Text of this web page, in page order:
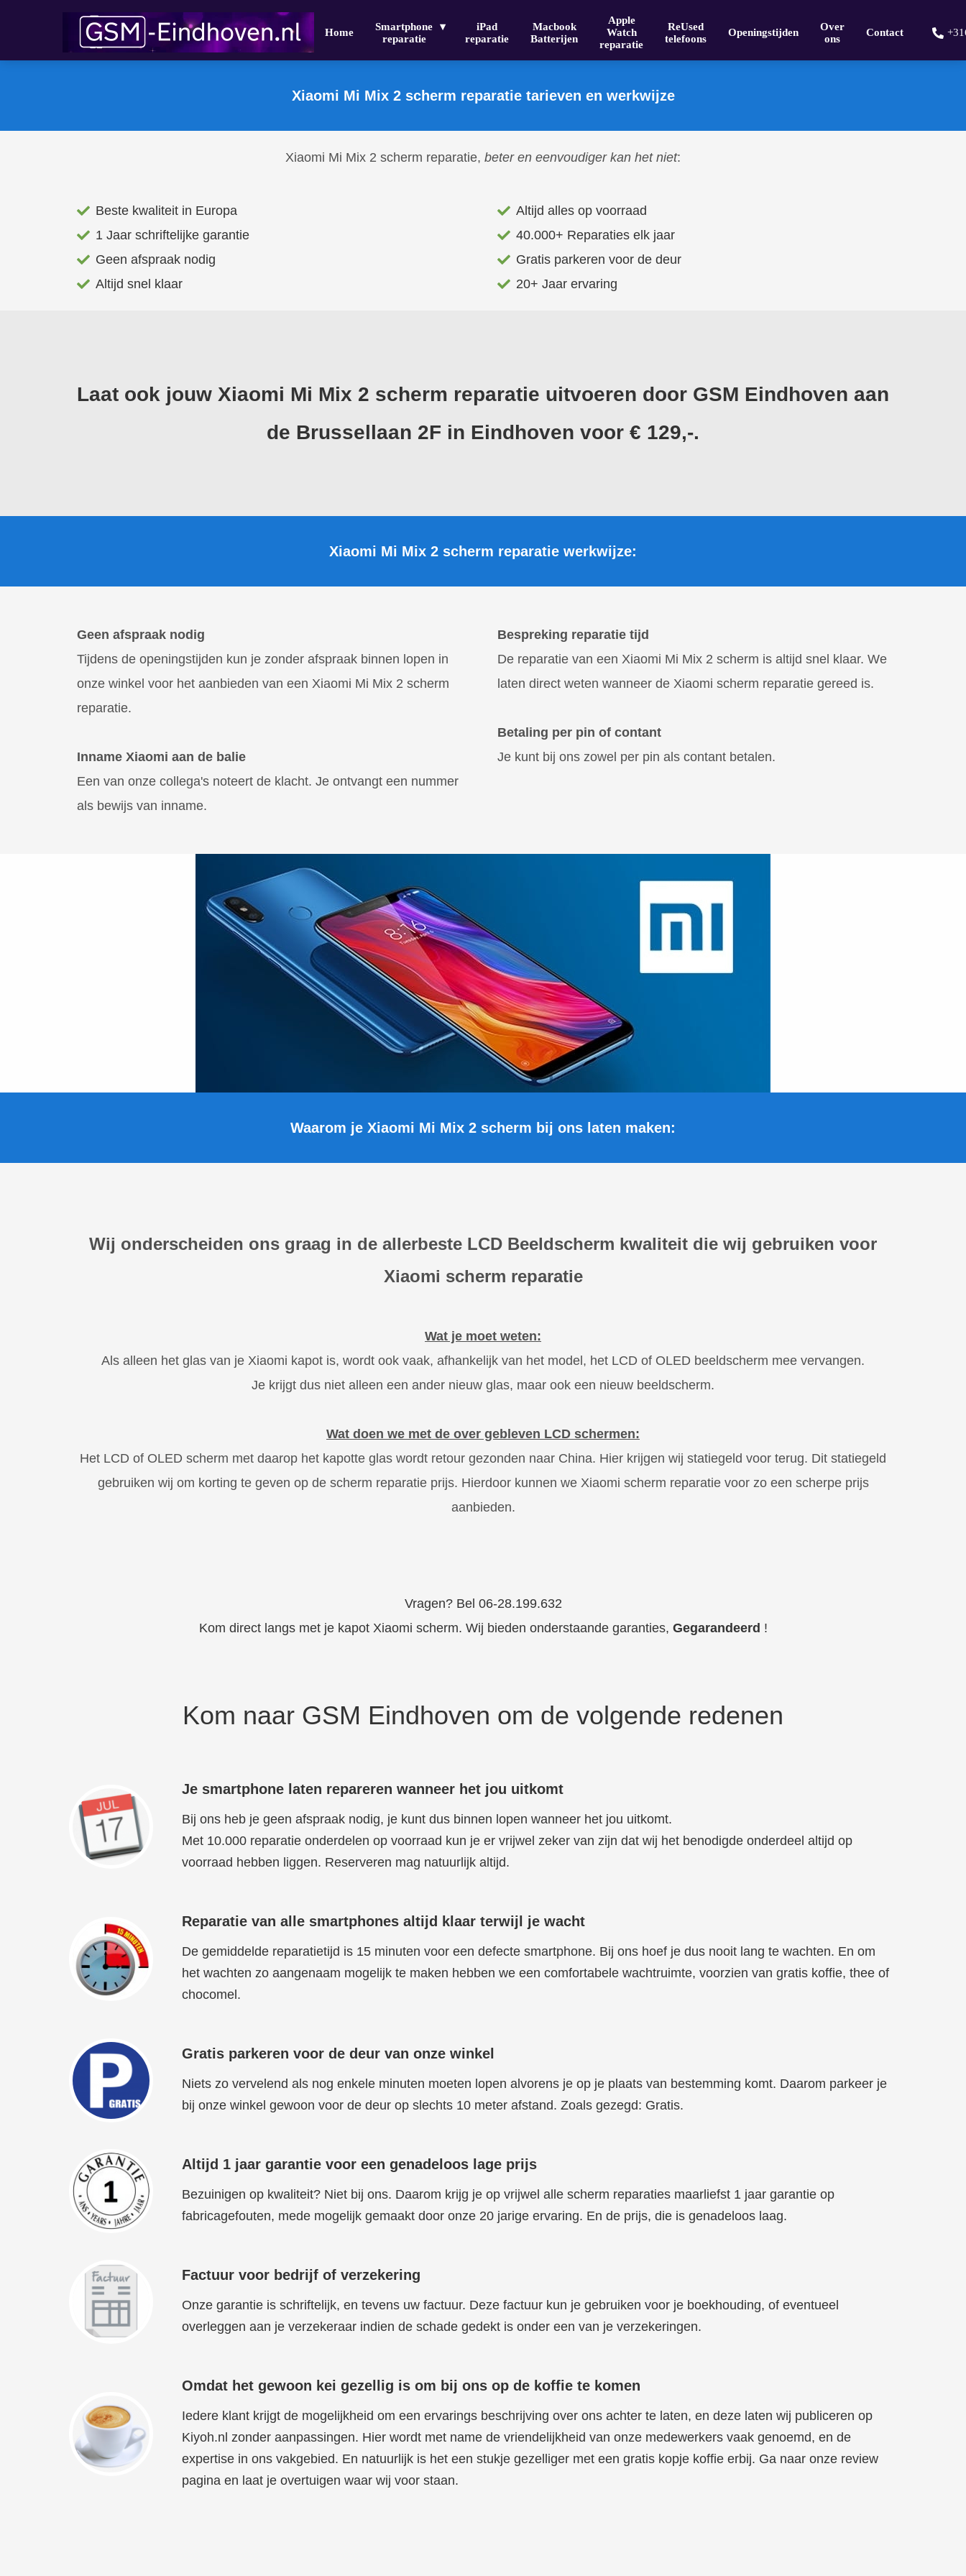
Home
Smartphone
reparatie
iPad
reparatie
Macbook
Batterijen
Apple
Watch
reparatie
ReUsed
telefoons
Openingstijden
Over
ons
Contact
Xiaomi Mi Mix 2 scherm reparatie tarieven en werkwijze
Xiaomi Mi Mix 2 scherm reparatie, beter en eenvoudiger kan het niet:
Beste kwaliteit in Europa
1 Jaar schriftelijke garantie
Geen afspraak nodig
Altijd snel klaar
Altijd alles op voorraad
40.000+ Reparaties elk jaar
Gratis parkeren voor de deur
20+ Jaar ervaring
Laat ook jouw Xiaomi Mi Mix 2 scherm reparatie uitvoeren door GSM Eindhoven aan
de Brussellaan 2F in Eindhoven voor € 129,-.
Xiaomi Mi Mix 2 scherm reparatie werkwijze:
Geen afspraak nodig
Tijdens de openingstijden kun je zonder afspraak binnen lopen in
onze winkel voor het aanbieden van een Xiaomi Mi Mix 2 scherm
reparatie.
Inname Xiaomi aan de balie
Een van onze collega's noteert de klacht. Je ontvangt een nummer
als bewijs van inname.
Bespreking reparatie tijd
De reparatie van een Xiaomi Mi Mix 2 scherm is altijd snel klaar. We
laten direct weten wanneer de Xiaomi scherm reparatie gereed is.
Betaling per pin of contant
Je kunt bij ons zowel per pin als contant betalen.
Waarom je Xiaomi Mi Mix 2 scherm bij ons laten maken:
Wij onderscheiden ons graag in de allerbeste LCD Beeldscherm kwaliteit die wij gebruiken voor
Xiaomi scherm reparatie
Wat je moet weten:
Als alleen het glas van je Xiaomi kapot is, wordt ook vaak, afhankelijk van het model, het LCD of OLED beeldscherm mee vervangen.
Je krijgt dus niet alleen een ander nieuw glas, maar ook een nieuw beeldscherm.
Wat doen we met de over gebleven LCD schermen:
Het LCD of OLED scherm met daarop het kapotte glas wordt retour gezonden naar China. Hier krijgen wij statiegeld voor terug. Dit statiegeld
gebruiken wij om korting te geven op de scherm reparatie prijs. Hierdoor kunnen we Xiaomi scherm reparatie voor zo een scherpe prijs
aanbieden.
Vragen? Bel 06-28.199.632
Kom direct langs met je kapot Xiaomi scherm. Wij bieden onderstaande garanties, Gegarandeerd !
Kom naar GSM Eindhoven om de volgende redenen
Je smartphone laten repareren wanneer het jou uitkomt
Bij ons heb je geen afspraak nodig, je kunt dus binnen lopen wanneer het jou uitkomt.
Met 10.000 reparatie onderdelen op voorraad kun je er vrijwel zeker van zijn dat wij het benodigde onderdeel altijd op
voorraad hebben liggen. Reserveren mag natuurlijk altijd.
Reparatie van alle smartphones altijd klaar terwijl je wacht
De gemiddelde reparatietijd is 15 minuten voor een defecte smartphone. Bij ons hoef je dus nooit lang te wachten. En om
het wachten zo aangenaam mogelijk te maken hebben we een comfortabele wachtruimte, voorzien van gratis koffie, thee of
chocomel.
Gratis parkeren voor de deur van onze winkel
Niets zo vervelend als nog enkele minuten moeten lopen alvorens je op je plaats van bestemming komt. Daarom parkeer je
bij onze winkel gewoon voor de deur op slechts 10 meter afstand. Zoals gezegd: Gratis.
Altijd 1 jaar garantie voor een genadeloos lage prijs
Bezuinigen op kwaliteit? Niet bij ons. Daarom krijg je op vrijwel alle scherm reparaties maarliefst 1 jaar garantie op
fabricagefouten, mede mogelijk gemaakt door onze 20 jarige ervaring. En de prijs, die is genadeloos laag.
Factuur voor bedrijf of verzekering
Onze garantie is schriftelijk, en tevens uw factuur. Deze factuur kun je gebruiken voor je boekhouding, of eventueel
overleggen aan je verzekeraar indien de schade gedekt is onder een van je verzekeringen.
Omdat het gewoon kei gezellig is om bij ons op de koffie te komen
Iedere klant krijgt de mogelijkheid om een ervarings beschrijving over ons achter te laten, en deze laten wij publiceren op
Kiyoh.nl zonder aanpassingen. Hier wordt met name de vriendelijkheid van onze medewerkers vaak genoemd, en de
expertise in ons vakgebied. En natuurlijk is het een stukje gezelliger met een gratis kopje koffie erbij. Ga naar onze review
pagina en laat je overtuigen waar wij voor staan.